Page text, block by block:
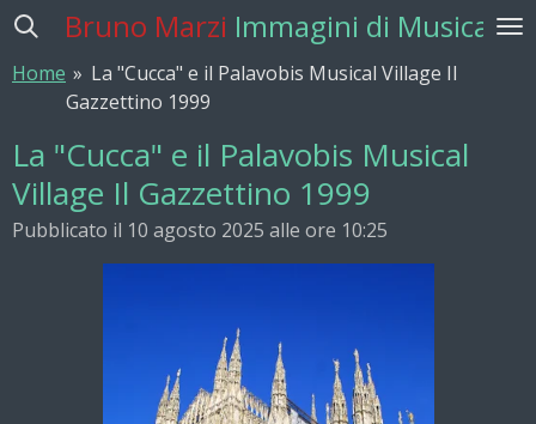
Vai
contenuto
principale
Bruno Marzi Immagini di Musica
Home » La "Cucca" e il Palavobis Musical Village Il
Gazzettino 1999
La "Cucca" e il Palavobis Musical
Village Il Gazzettino 1999
Pubblicato il 10 agosto 2025 alle ore 10:25